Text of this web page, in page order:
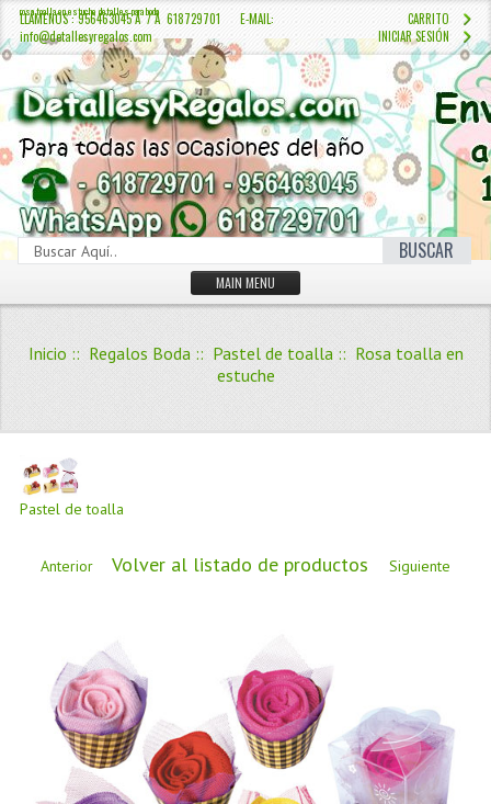
rosa toalla en estuche detalles para boda
LLÁMENOS : 956463045 Â / Â 618729701 E-MAIL:
info@detallesyregalos.com
CARRITO
INICIAR SESIÓN
BUSCAR
MAIN MENU
CONTÁCTENOS
Inicio :: Regalos Boda:: Pastel de toalla:: Rosa toalla en
estuche
Pastel de toalla
Anterior Volver al listado de productos Siguiente